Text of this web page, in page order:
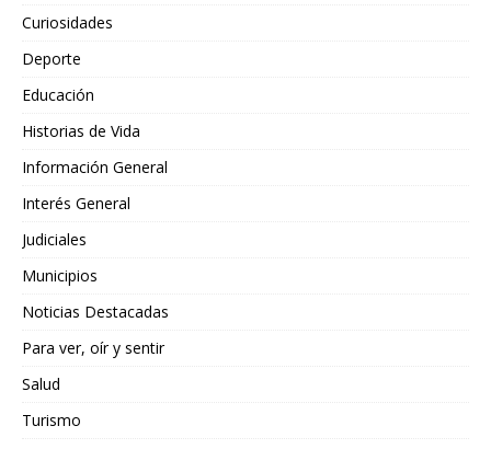
Curiosidades
Deporte
Educación
Historias de Vida
Información General
Interés General
Judiciales
Municipios
Noticias Destacadas
Para ver, oír y sentir
Salud
Turismo